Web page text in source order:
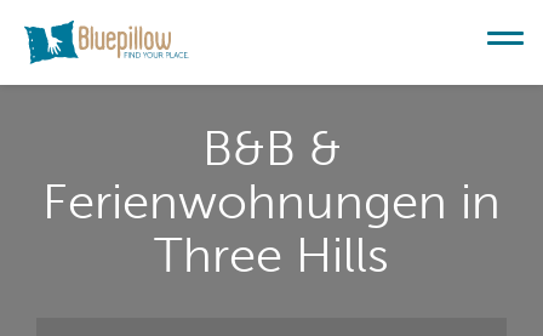
B&B &
Ferienwohnungen in
Three Hills